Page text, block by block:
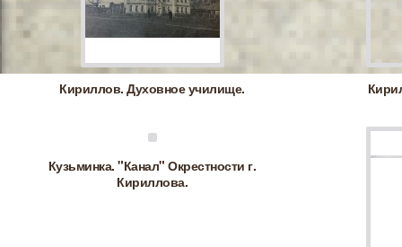
Кириллов. Духовное училище.
Кузьминка. "Канал" Окрестности г.
Кириллова.